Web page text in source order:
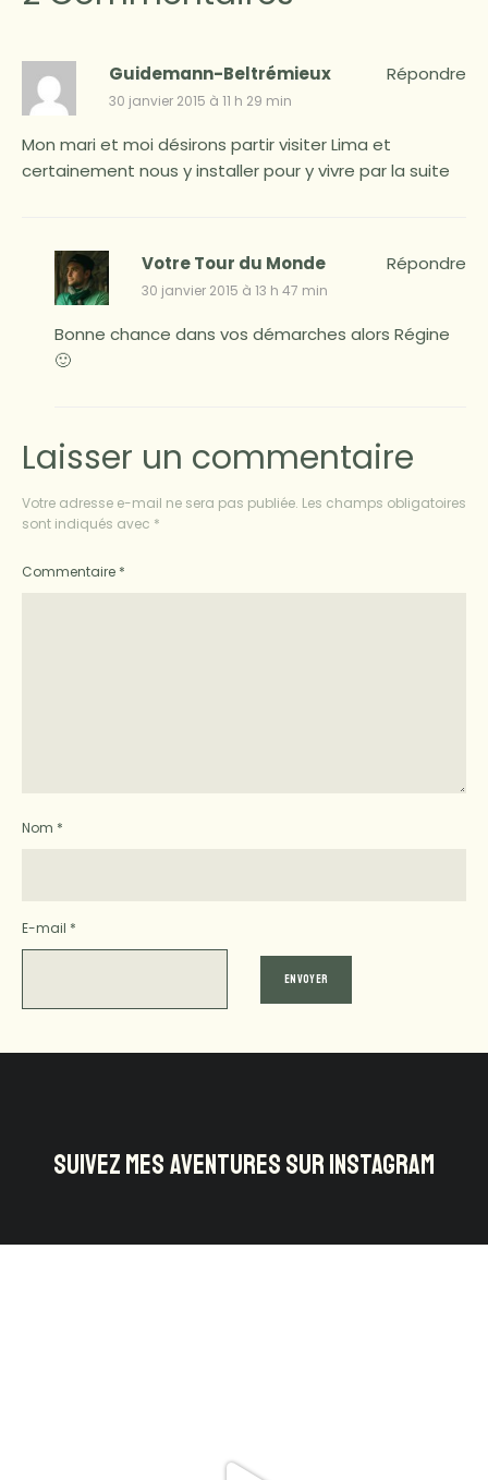
Guidemann-Beltrémieux
30 janvier 2015 à 11 h 29 min
Mon mari et moi désirons partir visiter Lima et
certainement nous y installer pour y vivre par la suite
Répondre
Votre Tour du Monde
30 janvier 2015 à 13 h 47 min
Bonne chance dans vos démarches alors Régine
🙂
Répondre
Laisser un commentaire
Votre adresse e-mail ne sera pas publiée. Les champs obligatoires
sont indiqués avec *
Commentaire *
Nom *
E-mail *
SUIVEZ MES AVENTURES SUR INSTAGRAM